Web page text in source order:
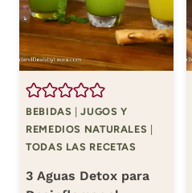
BEBIDAS |JUGOS Y
REMEDIOS NATURALES
TODAS LAS RECETAS
3 Aguas Detox para